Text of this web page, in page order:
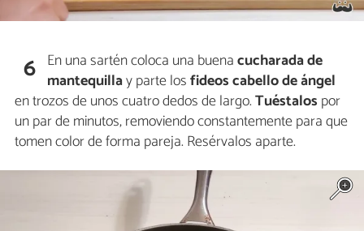
6 En una sartén coloca una buenacucharada de
mantequillay parte losfideos cabello de ángel
en trozos de unos cuatro dedos de largo.Tuéstalos por
un par de minutos, removiendo constantemente para que
tomen color de forma pareja. Resérvalos aparte.